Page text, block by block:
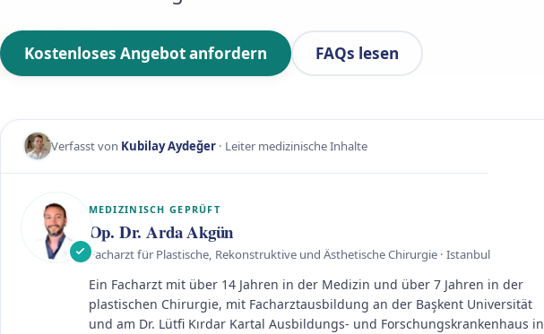
Kostenloses Angebot anfordern FAQs lesen
Verfasst von Kubilay Aydeğer· Leiter medizinische Inhalte
MEDIZINISCH GEPRÜFT
Op. Dr. Arda Akgün
Facharzt für Plastische, Rekonstruktive und Ästhetische Chirurgie · Istanbul
Ein Facharzt mit über 14 Jahren in der Medizin und über 7 Jahren in der
plastischen Chirurgie, mit Facharztausbildung an der Başkent Universität
und am Dr. Lütfi Kırdar Kartal Ausbildungs- und Forschungskrankenhaus in